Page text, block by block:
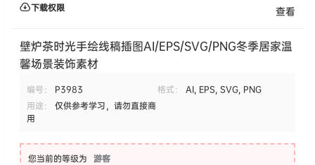
下载权限 查看
壁炉茶时光手绘线稿插图AI/EPS/SVG/PNG冬季居家温
馨场景装饰素材
编号： P3983 格式：
AI, EPS, SVG, PNG
用途：
仅供参考学习，请勿直接商
用
您当前的等级为 游客